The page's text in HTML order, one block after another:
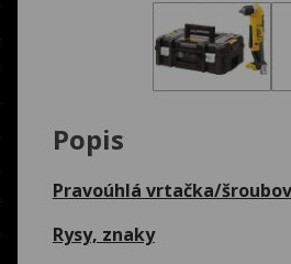
Popis
Pravoúhlá vrtačka/
Rysy, znaky